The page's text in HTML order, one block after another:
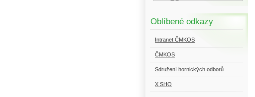
Oblíbené odkazy
Intranet ČMKOS
ČMKOS
Sdružení hornických odborů
X SHO